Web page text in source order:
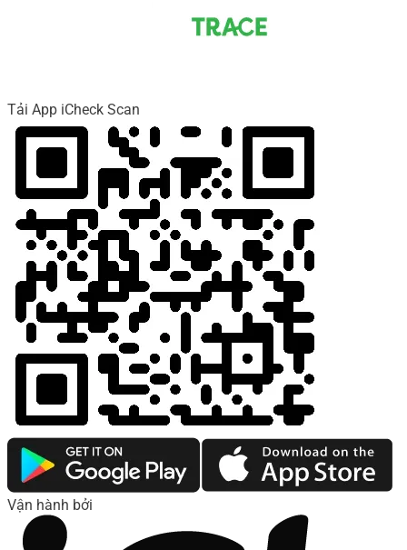
Tải App iCheck Scan
Vận hành bởi